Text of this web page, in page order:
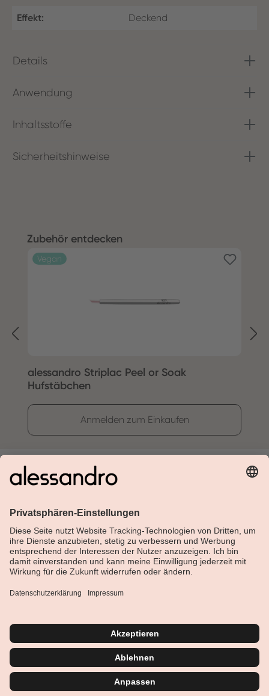
Effekt: Deckend
Details
Anwendung
Inhaltsstoffe
Sicherheitshinweise
Produktgalerie überspringen
Zubehör entdecken
Vegan
alessandro Striplac Peel or Soak
Hufstäbchen
Anmelden zum Einkaufen
Über Alessandro
Shop
Deutsch